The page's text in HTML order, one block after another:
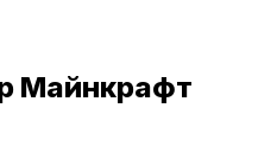
Майнкрафт